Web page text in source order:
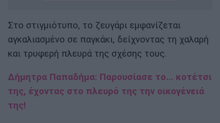
Στο στιγμιότυπο, το ζευγάρι εμφανίζεται
αγκαλιασμένο σε παγκάκι, δείχνοντας τη χαλαρή
και τρυφερή πλευρά της σχέσης τους.
Δήμητρα Παπαδήμα: Παρουσίασε το... κοτέτσι
της, έχοντας στο πλευρό της την οικογένειά
της!